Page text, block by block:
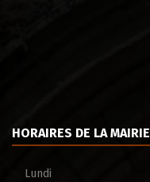
HORAIRES DE LA MAIRIE
Lundi